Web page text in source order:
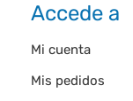
Accede a
Mi cuenta
Mis pedidos